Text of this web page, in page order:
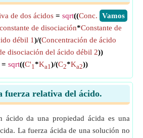
​Vamos
de dos ácidos = sqrt((Conc.
de disociación*Constante de
débil 1)/(Concentración de ácido
disociación del ácido débil 2))
= sqrt((C'1*Ka1)/(C2*Ka2))
fuerza relativa del ácido.
ácido da una propiedad ácida es una
La fuerza ácida de una solución no